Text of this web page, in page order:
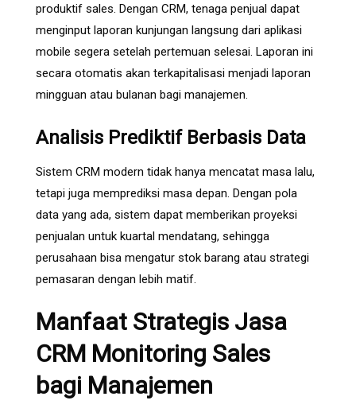
produktif sales. Dengan CRM, tenaga penjual dapat
menginput laporan kunjungan langsung dari aplikasi
mobile segera setelah pertemuan selesai. Laporan ini
secara otomatis akan terkapitalisasi menjadi laporan
mingguan atau bulanan bagi manajemen.
Analisis Prediktif Berbasis Data
Sistem CRM modern tidak hanya mencatat masa lalu,
tetapi juga memprediksi masa depan. Dengan pola
data yang ada, sistem dapat memberikan proyeksi
penjualan untuk kuartal mendatang, sehingga
perusahaan bisa mengatur stok barang atau strategi
pemasaran dengan lebih matif.
Manfaat Strategis Jasa
CRM Monitoring Sales
bagi Manajemen